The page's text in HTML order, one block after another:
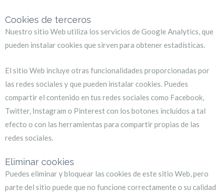
Cookies de terceros
Nuestro sitio Web utiliza los servicios de Google Analytics, que
pueden instalar cookies que sirven para obtener estadísticas.
El sitio Web incluye otras funcionalidades proporcionadas por
las redes sociales y que pueden instalar cookies. Puedes
compartir el contenido en tus redes sociales como Facebook,
Twitter, Instagram o Pinterest con los botones incluidos a tal
efecto o con las herramientas para compartir propias de las
redes sociales.
Eliminar cookies
Puedes eliminar y bloquear las cookies de este sitio Web, pero
parte del sitio puede que no funcione correctamente o su calidad